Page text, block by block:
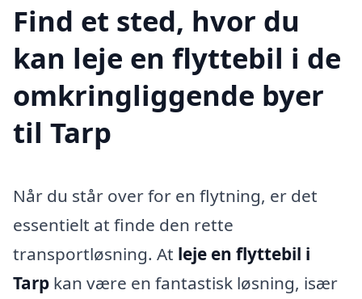
Find et sted, hvor du
kan leje en flyttebil i de
omkringliggende byer
til Tarp
Når du står over for en flytning, er det
essentielt at finde den rette
transportløsning. At leje en flyttebil i
Tarp kan være en fantastisk løsning, især